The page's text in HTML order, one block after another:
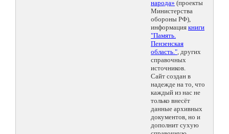
народа» (проекты
Министерства
обороны РФ),
информация книги
"Память.
Пензенская
область.", других
справочных
источников.
Сайт создан в
надежде на то, что
каждый из нас не
только внесёт
данные архивных
документов, но и
дополнит сухую